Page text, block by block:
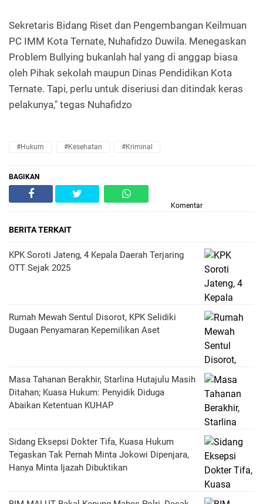
Sekretaris Bidang Riset dan Pengembangan Keilmuan
PC IMM Kota Ternate, Nuhafidzo Duwila. Menegaskan
Problem Bullying bukanlah hal yang di anggap biasa
oleh Pihak sekolah maupun Dinas Pendidikan Kota
Ternate. Tapi, perlu untuk diseriusi dan ditindak keras
pelakunya," tegas Nuhafidzo
#Hukum #Kesehatan #Kriminal
BAGIKAN
Komentar
BERITA TERKAIT
KPK Soroti Jateng, 4 Kepala Daerah Terjaring
OTT Sejak 2025
Rumah Mewah Sentul Disorot, KPK Selidiki
Dugaan Penyamaran Kepemilikan Aset
Masa Tahanan Berakhir, Starlina Hutajulu Masih
Ditahan; Kuasa Hukum: Penyidik Diduga
Abaikan Ketentuan KUHAP
Sidang Eksepsi Dokter Tifa, Kuasa Hukum
Tegaskan Tak Pernah Minta Jokowi Dipenjara,
Hanya Minta Ijazah Dibuktikan